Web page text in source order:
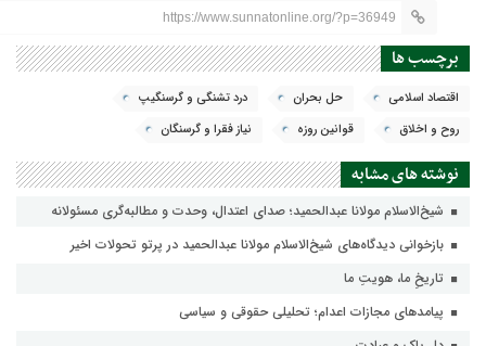
https://www.sunnatonline.org/?p=36949
برچسب ها
اقتصاد اسلامی حل بحران
درد تشنگی و‌ گرسنگیپ
روح و اخلاق
قوانین روزه نیاز فقرا و گرسنگان
نوشته های مشابه
شیخ‌الاسلام مولانا عبدالحمید؛ صدای اعتدال، وحدت و مطالبه‌گری مسئولانه
بازخوانی دیدگاه‌های شیخ‌الاسلام مولانا عبدالحمید در پرتو تحولات اخیر
تاریخِ ما، هویتِ ما
پيامدهاي مجازات اعدام؛ تحليلي حقوقي و سياسي